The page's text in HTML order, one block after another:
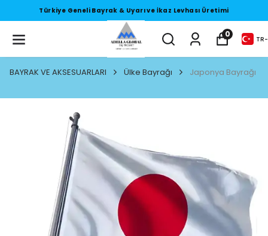
Türkiye Geneli Bayrak & Uyarı ve İkaz Levhası
0
TR-
BAYRAK VE AKSESUARLARI Ülke Bayrağı Japonya Bayrağı